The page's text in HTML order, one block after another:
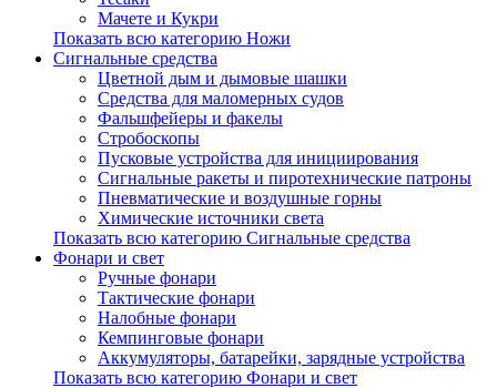
Мачете и Кукри
Показать всю категорию Ножи
Сигнальные средства
Цветной дым и дымовые шашки
Средства для маломерных судов
Фальшфейеры и факелы
Стробоскопы
Пусковые устройства для инициирования
Сигнальные ракеты и пиротехнические патроны
Пневматические и воздушные горны
Химические источники света
Показать всю категорию Сигнальные средства
Фонари и свет
Ручные фонари
Тактические фонари
Налобные фонари
Кемпинговые фонари
Аккумуляторы, батарейки, зарядные устройства
Показать всю категорию Фонари и свет